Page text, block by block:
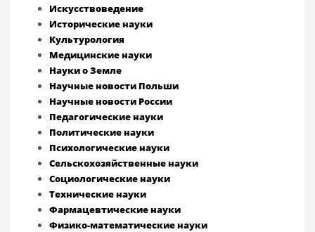
Искусствоведение
Исторические науки
Культурология
Медицинские науки
Науки о Земле
Научные новости Польши
Научные новости России
Педагогические науки
Политические науки
Психологические науки
Сельскохозяйственные науки
Социологические науки
Технические науки
Фармацевтические науки
Физико-математические науки